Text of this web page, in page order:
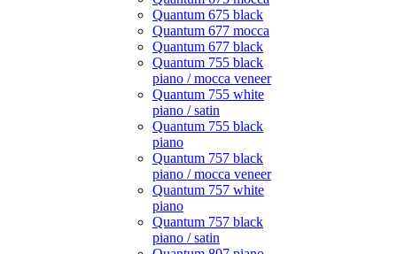
Quantum 675 black
Quantum 677 mocca
Quantum 677 black
Quantum 755 black
piano / mocca veneer
Quantum 755 white
piano / satin
Quantum 755 black
piano
Quantum 757 black
piano / mocca veneer
Quantum 757 white
piano
Quantum 757 black
piano / satin